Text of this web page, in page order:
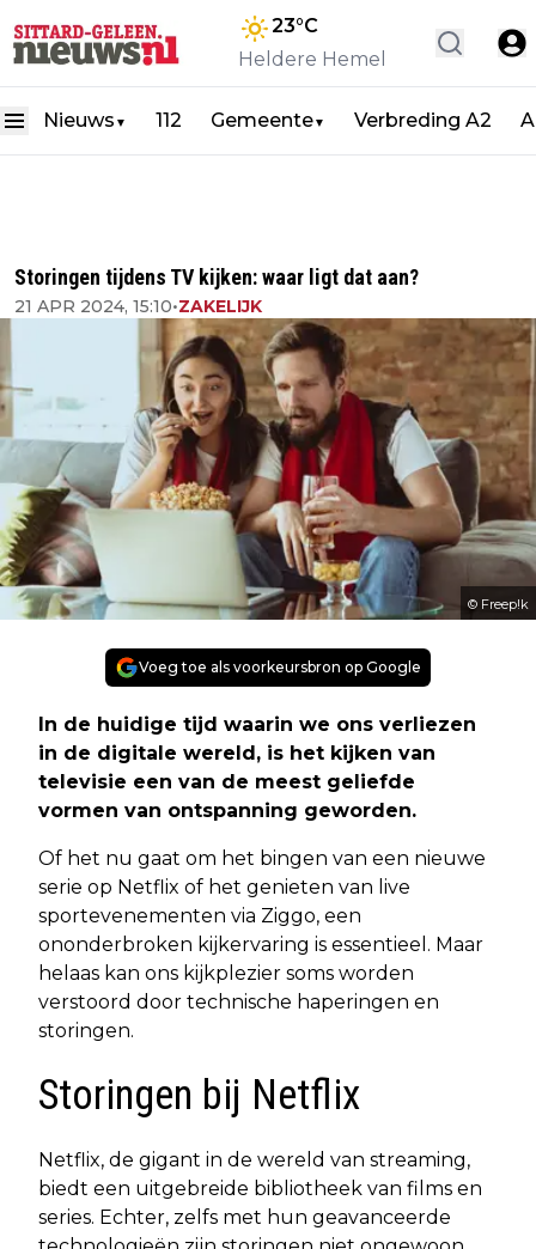
23°C
Heldere Hemel
Nieuws ▼ 112 Gemeente▼ Verbreding A2
Storingen tijdens TV kijken: waar ligt dat aan?
21 APR 2024, 15:10•ZAKELIJK
© Freep!k
Voeg toe als voorkeursbron op Google
In de huidige tijd waarin we ons verliezen
in de digitale wereld, is het kijken van
televisie een van de meest geliefde
vormen van ontspanning geworden.
Of het nu gaat om het bingen van een nieuwe
serie op Netflix of het genieten van live
sportevenementen via Ziggo, een
ononderbroken kijkervaring is essentieel. Maar
helaas kan ons kijkplezier soms worden
verstoord door technische haperingen en
storingen.
Storingen bij Netflix
Netflix, de gigant in de wereld van streaming,
biedt een uitgebreide bibliotheek van films en
series. Echter, zelfs met hun geavanceerde